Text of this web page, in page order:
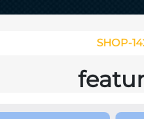
SHOP-142,145,146,2ND